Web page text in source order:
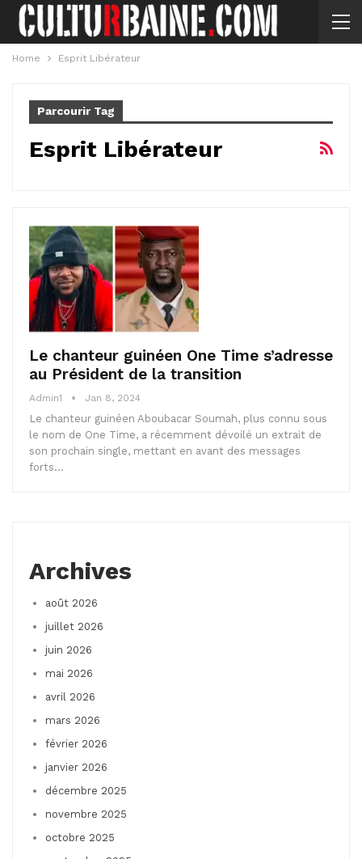
Home Esprit Libérateur
Parcourir Tag
Esprit Libérateur
Le chanteur guinéen One Time s’adresse
au Président de la transition
Admin1 Jan 8, 2024
Le chanteur guinéen Aboubacar Soumah, plus connu sous
le nom de One Time, a récemment dévoilé un extrait de
son prochain single, mettant en avant des messages
forts…
Archives
août 2026
juillet 2026
juin 2026
mai 2026
avril 2026
mars 2026
février 2026
janvier 2026
décembre 2025
novembre 2025
octobre 2025